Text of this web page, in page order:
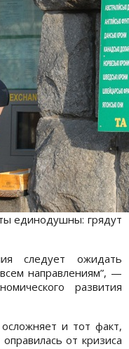
единодушны: грядут
следует ожидать
направлениям”, —
развития
и тот факт,
от кризиса